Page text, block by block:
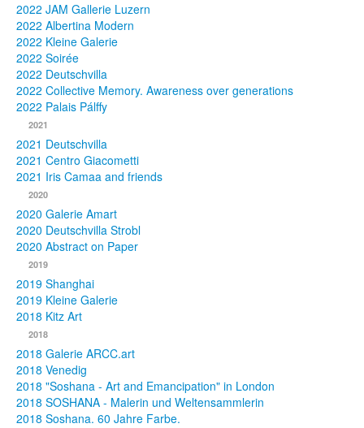
Publikationen
Texte
Sammlungen
2022 JAM Gallerie Luzern
2022 Albertina Modern
2022 Kleine Galerie
2022 Soirée
2022 Deutschvilla
2022 Collective Memory. Awareness over generations
2022 Palais Pálffy
2021
2021 Deutschvilla
2021 Centro Giacometti
2021 Iris Camaa and friends
2020
2020 Galerie Amart
2020 Deutschvilla Strobl
2020 Abstract on Paper
2019
2019 Shanghai
2019 Kleine Galerie
2018 Kitz Art
2018
2018 Galerie ARCC.art
2018 Venedig
2018 "Soshana - Art and Emancipation" in London
2018 SOSHANA - Malerin und Weltensammlerin
2018 Soshana. 60 Jahre Farbe.